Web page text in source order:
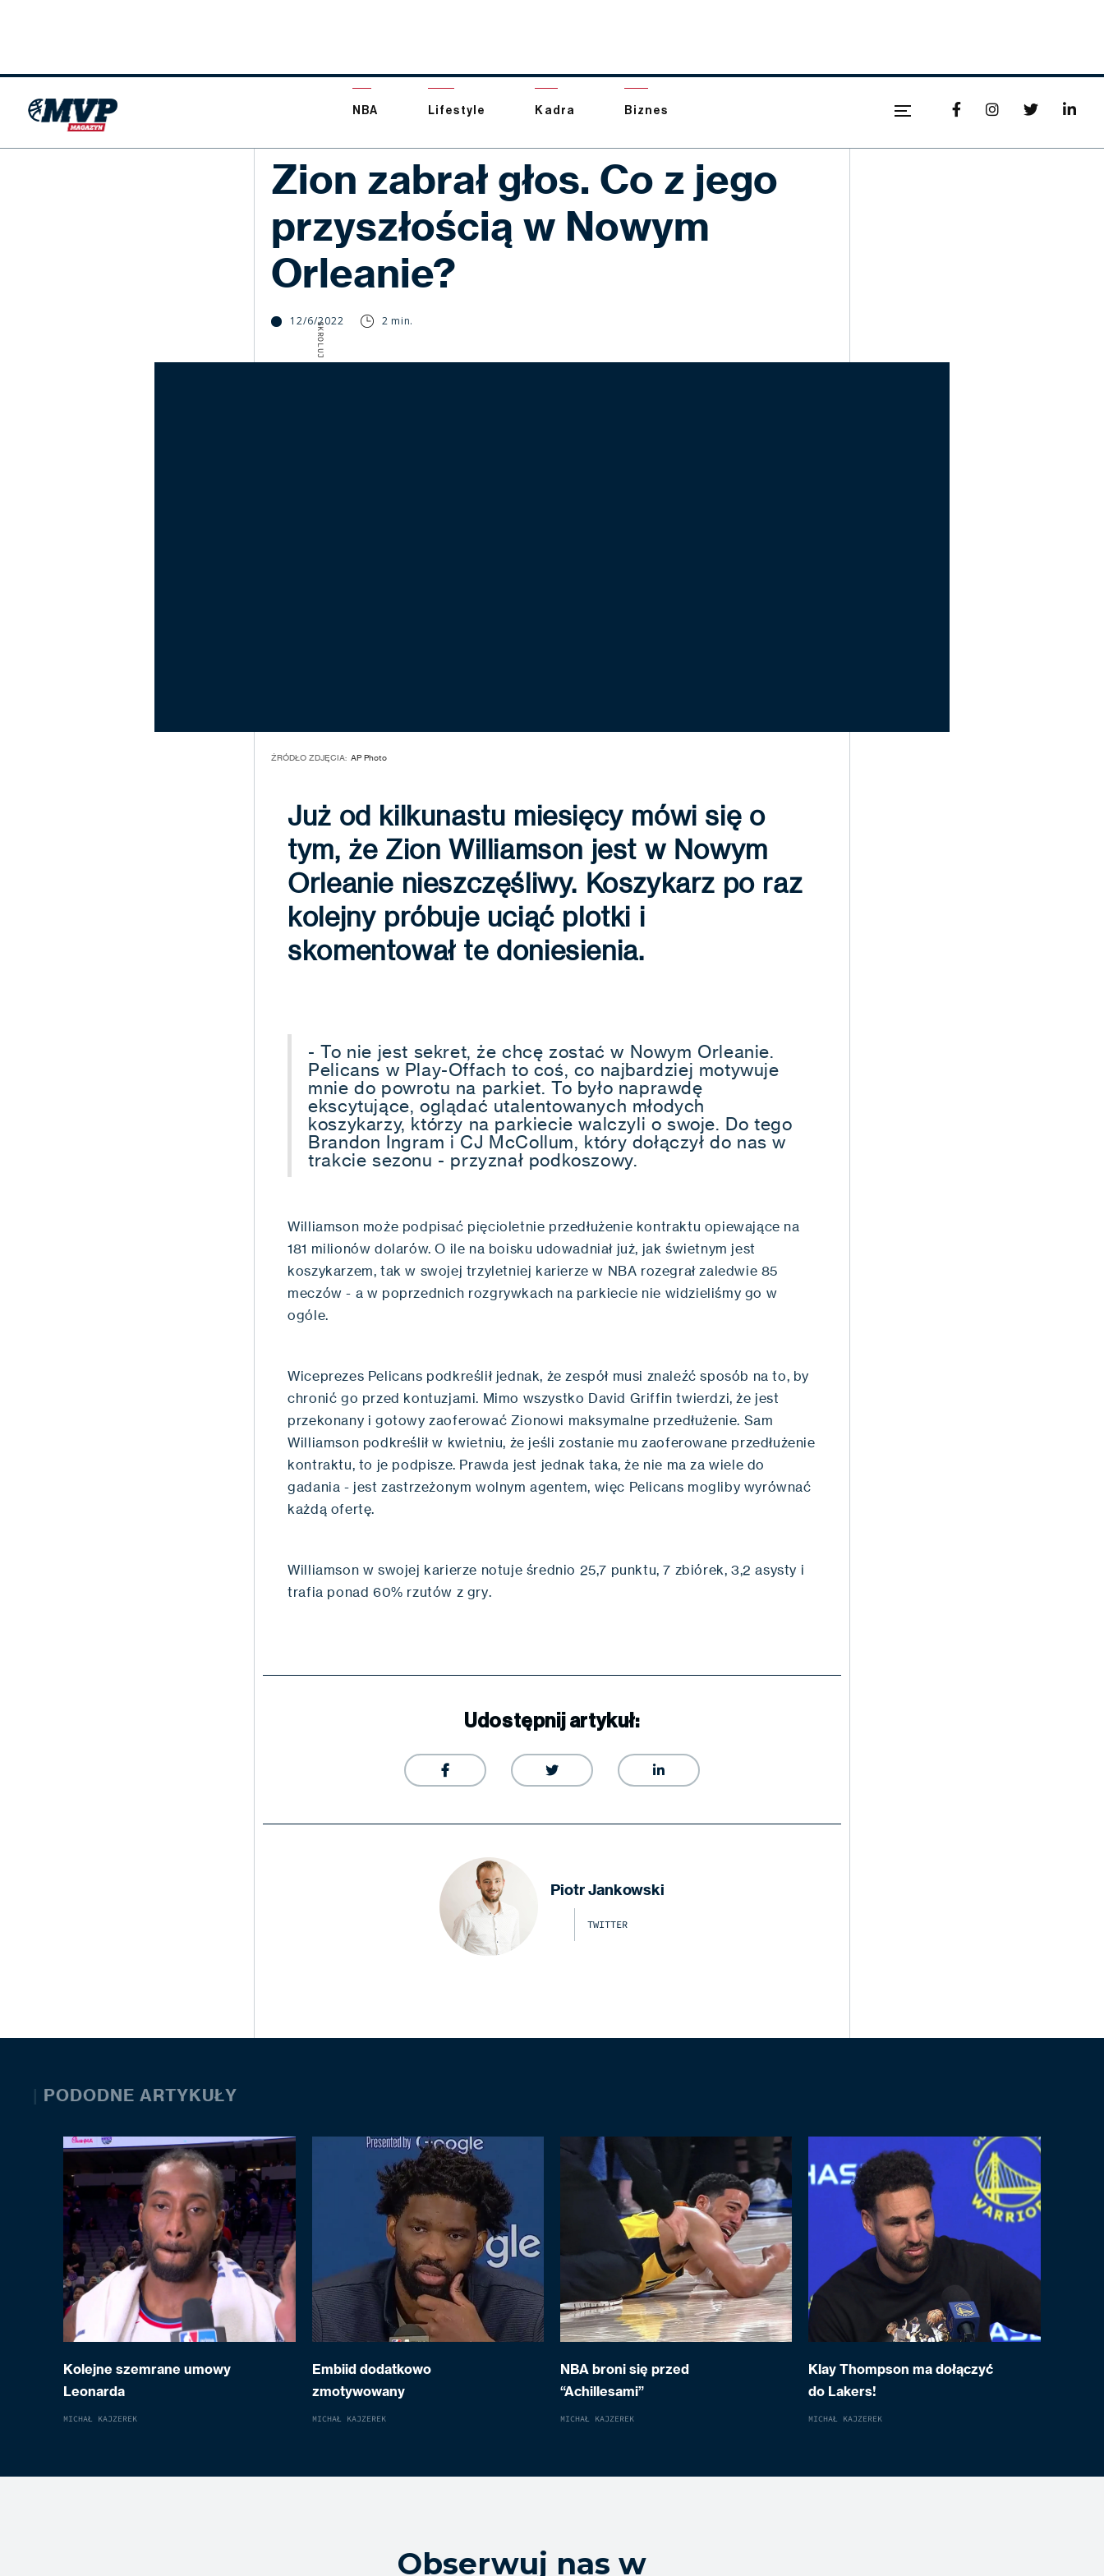
NBA Lifestyle Kadra Biznes    
Zion zabrał głos. Co z jego
przyszłością w Nowym
Orleanie?
12/6/2022 2 min.
SKROLUJ W DÓŁ
ŹRÓDŁO ZDJĘCIA: AP Photo
Już od kilkunastu miesięcy mówi się o
tym, że Zion Williamson jest w Nowym
Orleanie nieszczęśliwy. Koszykarz po raz
kolejny próbuje uciąć plotki i
skomentował te doniesienia.
- To nie jest sekret, że chcę zostać w Nowym Orleanie.
Pelicans w Play-Offach to coś, co najbardziej motywuje
mnie do powrotu na parkiet. To było naprawdę
ekscytujące, oglądać utalentowanych młodych
koszykarzy, którzy na parkiecie walczyli o swoje. Do tego
Brandon Ingram i CJ McCollum, który dołączył do nas w
trakcie sezonu - przyznał podkoszowy.
Williamson może podpisać pięcioletnie przedłużenie kontraktu opiewające na
181 milionów dolarów. O ile na boisku udowadniał już, jak świetnym jest
koszykarzem, tak w swojej trzyletniej karierze w NBA rozegrał zaledwie 85
meczów - a w poprzednich rozgrywkach na parkiecie nie widzieliśmy go w
ogóle.
Wiceprezes Pelicans podkreślił jednak, że zespół musi znaleźć sposób na to, by
chronić go przed kontuzjami. Mimo wszystko David Griffin twierdzi, że jest
przekonany i gotowy zaoferować Zionowi maksymalne przedłużenie. Sam
Williamson podkreślił w kwietniu, że jeśli zostanie mu zaoferowane przedłużenie
kontraktu, to je podpisze. Prawda jest jednak taka, że nie ma za wiele do
gadania - jest zastrzeżonym wolnym agentem, więc Pelicans mogliby wyrównać
każdą ofertę.
Williamson w swojej karierze notuje średnio 25,7 punktu, 7 zbiórek, 3,2 asysty i
trafia ponad 60% rzutów z gry.
Udostępnij artykuł:
  
Piotr Jankowski
TWITTER
| PODODNE ARTYKUŁY
Kolejne szemrane umowy
Leonarda
MICHAŁ KAJZEREK
Embiid dodatkowo
zmotywowany
MICHAŁ KAJZEREK
NBA broni się przed
“Achillesami”
MICHAŁ KAJZEREK
Klay Thompson ma dołączyć
do Lakers!
MICHAŁ KAJZEREK
Obserwuj nas w